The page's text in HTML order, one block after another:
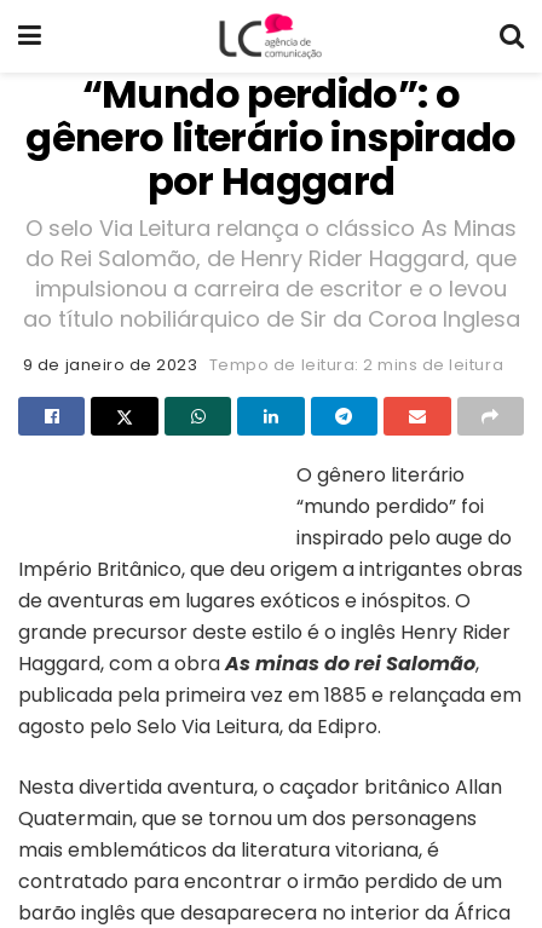
“Mundo perdido”: o
gênero literário inspirado
por Haggard
O selo Via Leitura relança o clássico As Minas
do Rei Salomão, de Henry Rider Haggard, que
impulsionou a carreira de escritor e o levou
ao título nobiliárquico de Sir da Coroa Inglesa
9 de janeiro de 2023 Tempo de leitura: 2 mins de leitura
O gênero literário
“mundo perdido” foi
inspirado pelo auge do
Império Britânico, que deu origem a intrigantes obras
de aventuras em lugares exóticos e inóspitos. O
grande precursor deste estilo é o inglês Henry Rider
Haggard, com a obraAs minas do rei Salomão,
publicada pela primeira vez em 1885 e relançada em
agosto pelo Selo Via Leitura, da Edipro.
Nesta divertida aventura, o caçador britânico Allan
Quatermain, que se tornou um dos personagens
mais emblemáticos da literatura vitoriana, é
contratado para encontrar o irmão perdido de um
barão inglês que desaparecera no interior da África